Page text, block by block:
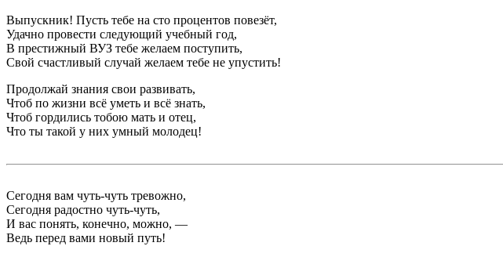
Выпускник! Пусть тебе на сто процентов повезёт,
Удачно провести следующий учебный год,
В престижный ВУЗ тебе желаем поступить,
Свой счастливый случай желаем тебе не упустить!
Продолжай знания свои развивать,
Чтоб по жизни всё уметь и всё знать,
Чтоб гордились тобою мать и отец,
Что ты такой у них умный молодец!
Сегодня вам чуть-чуть тревожно,
Сегодня радостно чуть-чуть,
И вас понять, конечно, можно, —
Ведь перед вами новый путь!